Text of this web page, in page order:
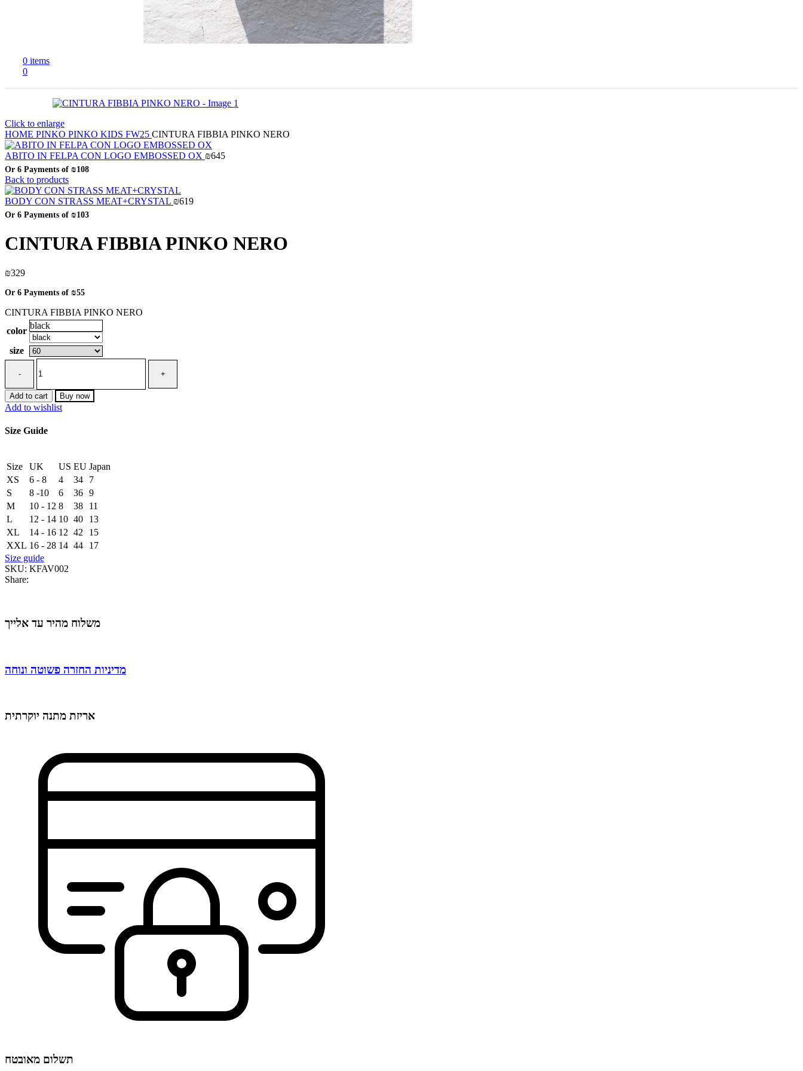
0 items
0
Click to enlarge
HOME PINKO PINKO KIDS FW25 CINTURA FIBBIA PINKO NERO
ABITO IN FELPA CON LOGO EMBOSSED OX ₪645
Or 6 Payments of ₪108
Back to products
BODY CON STRASS MEAT+CRYSTAL ₪619
Or 6 Payments of ₪103
CINTURA FIBBIA PINKO NERO
₪329
Or 6 Payments of ₪55
CINTURA FIBBIA PINKO NERO
color
black
size
FIBBIA
NERO
quantity
Add to cart Buy now
Add to wishlist
Size Guide
Size UK US EU Japan
XS
6 - 8 4 34
7
S
8 -10 6 36 9
M
10 - 12 8 38
11
L
12 - 14 10 40
13
XL
14 - 16 12 42
15
XXL 16 - 28 14 44
17
Size guide
SKU: KFAV002
Share:
משלוח מהיר עד אלייך
מדיניות החזרה פשוטה ונוחה
אריזת מתנה יוקרתית
תשלום מאובטח